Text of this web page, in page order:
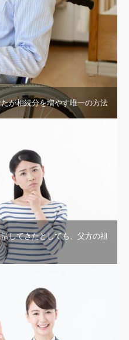
が相続分を増やす唯一の方法
してきたとしても、父方の祖